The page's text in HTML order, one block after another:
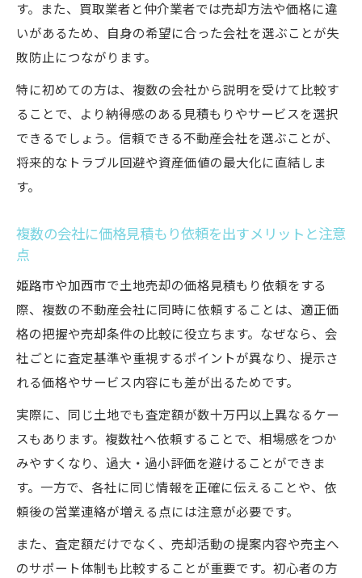
す。また、買取業者と仲介業者では売却方法や価格に違
いがあるため、自身の希望に合った会社を選ぶことが失
敗防止につながります。
特に初めての方は、複数の会社から説明を受けて比較す
ることで、より納得感のある見積もりやサービスを選択
できるでしょう。信頼できる不動産会社を選ぶことが、
将来的なトラブル回避や資産価値の最大化に直結しま
す。
複数の会社に価格見積もり依頼を出すメリットと注意
点
姫路市や加西市で土地売却の価格見積もり依頼をする
際、複数の不動産会社に同時に依頼することは、適正価
格の把握や売却条件の比較に役立ちます。なぜなら、会
社ごとに査定基準や重視するポイントが異なり、提示さ
れる価格やサービス内容にも差が出るためです。
実際に、同じ土地でも査定額が数十万円以上異なるケー
スもあります。複数社へ依頼することで、相場感をつか
みやすくなり、過大・過小評価を避けることができま
す。一方で、各社に同じ情報を正確に伝えることや、依
頼後の営業連絡が増える点には注意が必要です。
また、査定額だけでなく、売却活動の提案内容や売主へ
のサポート体制も比較することが重要です。初心者の方